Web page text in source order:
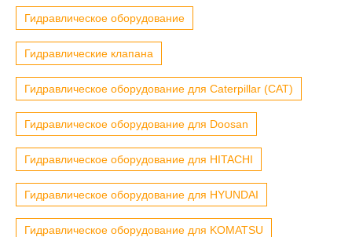
Гидравлическое оборудование
Гидравлические клапана
Гидравлическое оборудование для Caterpillar (CAT)
Гидравлическое оборудование для Doosan
Гидравлическое оборудование для HITACHI
Гидравлическое оборудование для HYUNDAI
Гидравлическое оборудование для KOMATSU